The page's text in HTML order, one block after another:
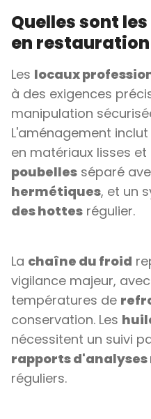
Quelles sont
en restauration
Les locaux
à des exigences
manipulation
L'aménagement
en matériaux lisses et
poubelles séparé
hermétiques, et un
des hottes régulier.
La chaîne du froid
vigilance majeur,
températures de
conservation. Les
nécessitent un suivi
rapports
réguliers.